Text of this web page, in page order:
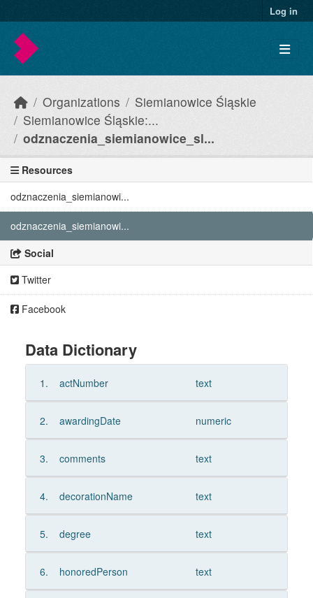
Log in
Organizations
Siemianowice Śląskie
Siemianowice Śląskie:...
odznaczenia_siemianowice_sl...
Resources
odznaczenia_siemianowi...
odznaczenia_siemianowi...
Social
Twitter
Facebook
Data Dictionary
1. actNumber text
2. awardingDate numeric
3. comments text
4. decorationName text
5. degree text
6. honoredPerson text